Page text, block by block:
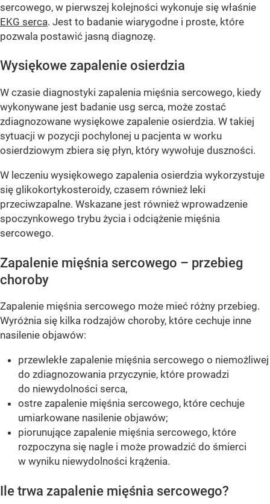
sercowego, w pierwszej kolejności wykonuje się właśnie
EKG serca. Jest to badanie wiarygodne i proste, które
pozwala postawić jasną diagnozę.
Wysiękowe zapalenie osierdzia
W czasie diagnostyki zapalenia mięśnia sercowego, kiedy
wykonywane jest badanie usg serca, może zostać
zdiagnozowane wysiękowe zapalenie osierdzia. W takiej
sytuacji w pozycji pochylonej u pacjenta w worku
osierdziowym zbiera się płyn, który wywołuje duszności.
W leczeniu wysiękowego zapalenia osierdzia wykorzystuje
się glikokortykosteroidy, czasem również leki
przeciwzapalne. Wskazane jest również wprowadzenie
spoczynkowego trybu życia i odciążenie mięśnia
sercowego.
Zapalenie mięśnia sercowego – przebieg
choroby
Zapalenie mięśnia sercowego może mieć różny przebieg.
Wyróżnia się kilka rodzajów choroby, które cechuje inne
nasilenie objawów:
przewlekłe zapalenie mięśnia sercowego o niemożliwej
do zdiagnozowania przyczynie, które prowadzi
do niewydolności serca,
ostre zapalenie mięśnia sercowego, które cechuje
umiarkowane nasilenie objawów;
piorunujące zapalenie mięśnia sercowego, które
rozpoczyna się nagle i może prowadzić do śmierci
w wyniku niewydolności krążenia.
Ile trwa zapalenie mięśnia sercowego?